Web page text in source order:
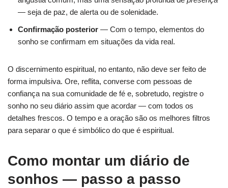
— seja de paz, de alerta ou de solenidade.
Confirmação posterior — Com o tempo, elementos do
sonho se confirmam em situações da vida real.
O discernimento espiritual, no entanto, não deve ser feito de
forma impulsiva. Ore, reflita, converse com pessoas de
confiança na sua comunidade de fé e, sobretudo, registre o
sonho no seu diário assim que acordar — com todos os
detalhes frescos. O tempo e a oração são os melhores filtros
para separar o que é simbólico do que é espiritual.
Como montar um diário de
sonhos — passo a passo